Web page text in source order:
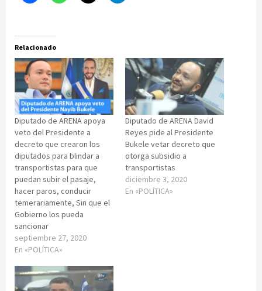
Relacionado
Diputado de ARENA apoya
veto del Presidente a
decreto que crearon los
diputados para blindar a
transportistas para que
puedan subir el pasaje,
hacer paros, conducir
temerariamente, Sin que el
Gobierno los pueda
sancionar
septiembre 27, 2020
En «POLÍTICA»
Diputado de ARENA David
Reyes pide al Presidente
Bukele vetar decreto que
otorga subsidio a
transportistas
diciembre 3, 2020
En «POLÍTICA»